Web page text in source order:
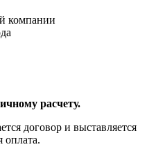
компании
расчету.
договор и выставляется
оплата.